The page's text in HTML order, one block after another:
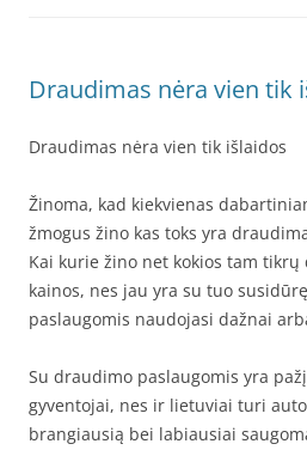
Draudimas nėra vien tik
Draudimas nėra vien tik išlaidos
Žinoma, kad kiekvienas
žmogus žino kas toks yra
Kai kurie žino net kokios tam
kainos, nes jau yra su tuo
paslaugomis naudojasi dažnai
Su draudimo paslaugomis yra
gyventojai, nes ir lietuviai turi
brangiausią bei labiausiai